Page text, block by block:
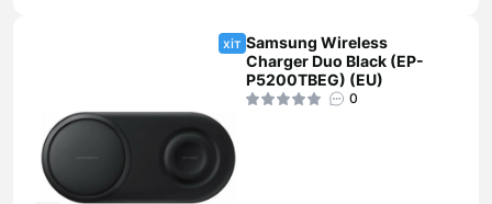
хіт Samsung Wireless
Charger Duo Black (EP-
P5200TBEG) (EU)
0